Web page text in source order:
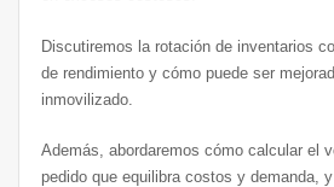
Discutiremos la rotación de inventarios
de rendimiento y cómo puede ser
inmovilizado.
Además, abordaremos cómo calcular el
pedido que equilibra costos y demanda,